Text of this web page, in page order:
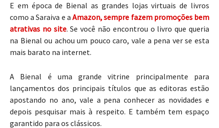
E em época de Bienal as grandes lojas virtuais de livros
como a Saraiva e aAmazon, sempre fazem promoções bem
atrativas no site. Se você não encontrou o livro que queria
na Bienal ou achou um pouco caro, vale a pena ver se esta
mais barato na internet.
A Bienal é uma grande vitrine principalmente para
lançamentos dos principais títulos que as editoras estão
apostando no ano, vale a pena conhecer as novidades e
depois pesquisar mais à respeito. E também tem espaço
garantido para os clássicos.